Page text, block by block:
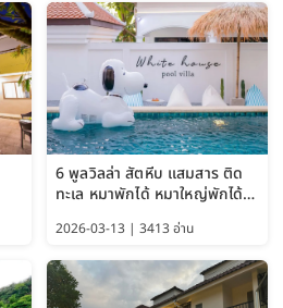
6 พูลวิลล่า สัตหีบ แสมสาร ติด
ทะเล หมาพักได้ หมาใหญ่พักได้
2026-03-13 | 3413 อ่าน